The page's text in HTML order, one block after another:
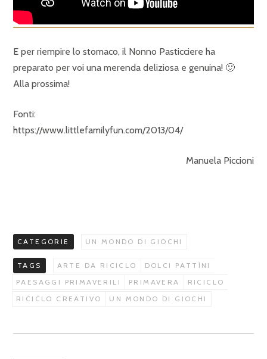
E per riempire lo stomaco, il Nonno Pasticciere ha
preparato per voi una merenda deliziosa e genuina! 🙂
Alla prossima!
Fonti:
https://www.littlefamilyfun.com/2013/04/
Manuela Piccioni
CATEGORIE UN MONDO DI GIOCHI
TAGS ARTE DA RICICLO
DOLCI PATTÌNI
PAESAGGI PRIMAVERILI
PRIMAVERA
RICICLO
RICICLO CREATIVO
UN MONDO DI GIOCHI